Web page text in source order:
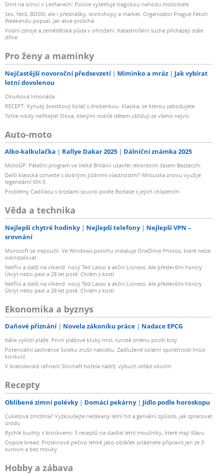
Smrt na silnici v Letňanech: Policie vyšetřuje tragickou nehodu motorkáře
Sex, fetiš, BDSM, ale i přednášky, workshopy a market. Organizátor Prague Fetish
Weekendu popsal, jak akce probíhá
Vodní zdroje a zemědělská půda v ohrožení: Katastrofální sucha přicházejí stále
dříve
Pro ženy a maminky
Nejčastější novoroční předsevzetí Miminko a mráz
Jak vybírat
letní dovolenou
Okurková limonáda
RECEPT: Kynutý švestkový koláč s drobenkou. Klasika, se kterou zabodujete
Tohle nikdy neříkejte! Slova, kterými rodiče dětem ubližují ze všeho nejvíc
Auto-moto
Alko-kalkulačka Rallye Dakar 2025 Dálniční známka 2025
MotoGP: Páteční program ve Velké Británii uzavřel rekordním časem Bezzecchi
Další klasická corvette s dobrými jízdními vlastnostmi? Mitsuoka znovu využije
legendární MX-5
Problémy Cadillacu s brzdami souvisí podle Bottase s jejich chlazením
Věda a technika
Nejlepší chytré hodinky Nejlepší telefony
Nejlepší VPN –
srovnání
Microsoft se nepoučil. Ve Windows potichu instaluje OneDrive Photos, které nelze
odinstalovat
Netflix a další na víkend: nový Ted Lasso a akční Lioness. Ale především horory
Úkryt nebo past a 28 let poté: Chrám z kostí
Netflix a další na víkend: nový Ted Lasso a akční Lioness. Ale především horory
Úkryt nebo past a 28 let poté: Chrám z kostí
Ekonomika a byznys
Daňové přiznání Novela zákoníku práce Nadace EPCG
Itálie vyklízí pláže. První plážové kluby mizí, turisté změnu pocítí brzy
Potenciální zachránce Soleku zrušil nabídku. Zadlužené solární společnosti hrozí
konkurz
V bratislavské rafinerii Slovnaft hořela nádrž, výbuch otřásl okolím
Recepty
Oblíbené zimní polévky Domácí pekárny Jídlo podle horoskopu
Cuketová zmrzlina? Vyzkoušejte nečekaný letní hit a geniální způsob, jak zpracovat
úrodu
Rychlé buchty s broskvemi: 5 receptů na sladké letní moučníky, které mají šťávu
Oopsie bread: Proteinové pečivo lehké jako obláček zvládnete připravit jen ze 3
surovin a bez mouky
Hobby a zábava